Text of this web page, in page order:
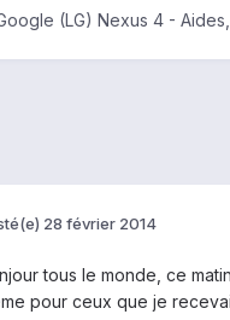
(LG) Nexus 4 -
28 février 2014
tous le monde, ce
pour ceux que je